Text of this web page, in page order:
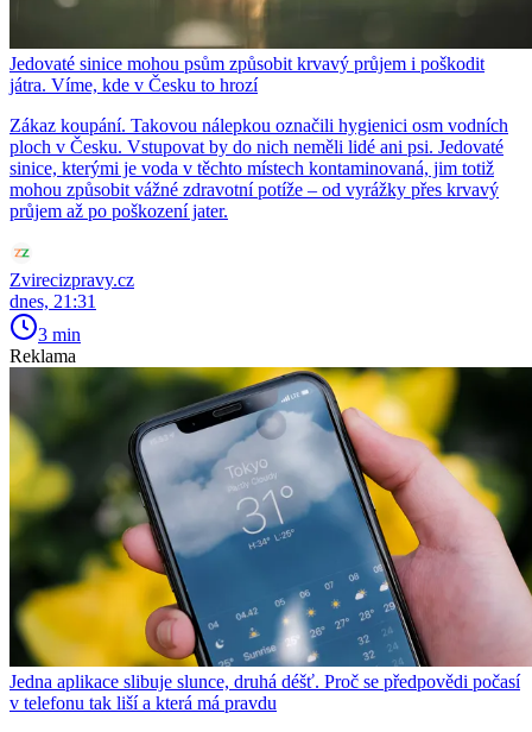
Jedovaté sinice mohou psům způsobit krvavý průjem i poškodit
játra. Víme, kde v Česku to hrozí
Zákaz koupání. Takovou nálepkou označili hygienici osm vodních
ploch v Česku. Vstupovat by do nich neměli lidé ani psi. Jedovaté
sinice, kterými je voda v těchto místech kontaminovaná, jim totiž
mohou způsobit vážné zdravotní potíže – od vyrážky přes krvavý
průjem až po poškození jater.
Zvirecizpravy.cz
dnes, 21:31
3 min
Reklama
Jedna aplikace slibuje slunce, druhá déšť. Proč se předpovědi počasí
v telefonu tak liší a která má pravdu